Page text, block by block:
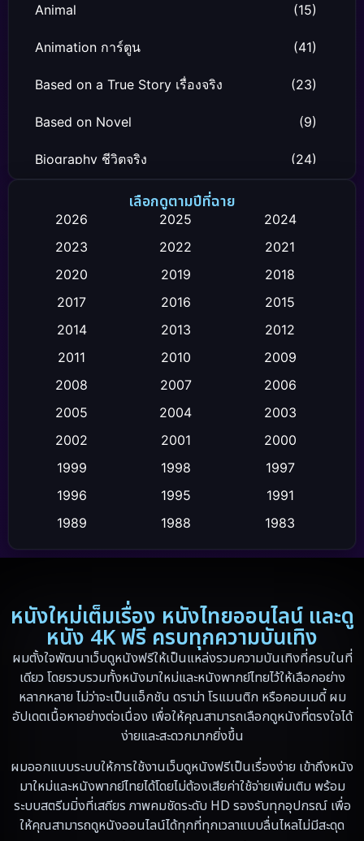
Animal (15)
Animation การ์ตูน (41)
Based on a True Story เรื่องจริง (23)
Based on Novel (9)
Biography ชีวิตจริง (24)
Comedy ตลก (119)
Comedy ตลก
Crime อาชญากรรม (111)
Crime อาชญากรรม
Culture
Dance เต้น
Disaster (13)
Disney+ (5)
Documentary สารคดี (19)
Drama ดราม่า (10)
Dystopian (13)
Emotional (59)
เลือกดูตามปีที่ฉาย
2026 2025
2024
2023
2022
2021
2020
2019
2018
2017
2016
2015
2014
2013
2012
2011
2010
2009
2008
2007
2006
2005
2004
2003
2002
2001
2000
1999
1998
1997
1996
1995
1991
1989
1988
1983
1982
1971
1962
หนังใหม่เต็มเรื่อง หนังไทยออนไลน์ และดู
หนัง 4K ฟรี ครบทุกความบันเทิง
ผมตั้งใจพัฒนาเว็บดูหนังฟรีให้เป็นแหล่งรวมความบันเทิงที่ครบในที่
เดียว โดยรวบรวมทั้งหนังมาใหม่และหนังพากย์ไทยไว้ให้เลือกอย่าง
หลากหลาย ไม่ว่าจะเป็นแอ็กชัน ดราม่า โรแมนติก หรือคอมเมดี้ ผม
อัปเดตเนื้อหาอย่างต่อเนื่อง เพื่อให้คุณสามารถเลือกดูหนังที่ตรงใจได้
ง่ายและสะดวกมากยิ่งขึ้น
ผมออกแบบระบบให้การใช้งานเว็บดูหนังฟรีเป็นเรื่องง่าย เข้าถึงหนัง
มาใหม่และหนังพากย์ไทยได้โดยไม่ต้องเสียค่าใช้จ่ายเพิ่มเติม พร้อม
ระบบสตรีมมิ่งที่เสถียร ภาพคมชัดระดับ HD รองรับทุกอุปกรณ์ เพื่อ
ให้คุณสามารถดูหนังออนไลน์ได้ทุกที่ทุกเวลาแบบลื่นไหลไม่มีสะดุด